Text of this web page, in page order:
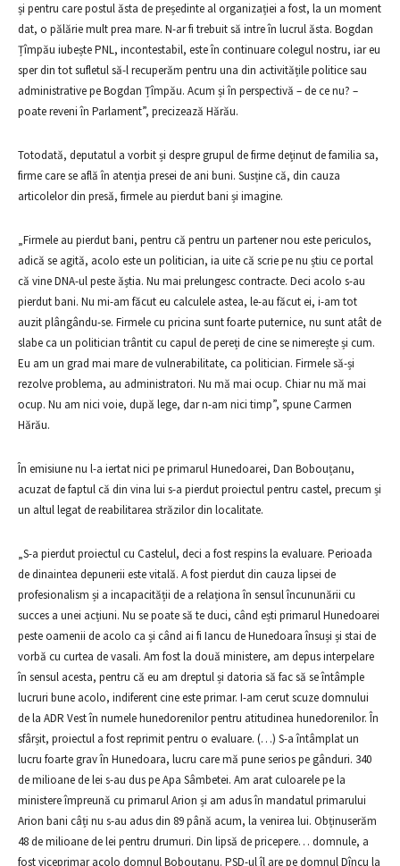
și pentru care postul ăsta de președinte al organizației a fost, la un moment
dat, o pălărie mult prea mare. N-ar fi trebuit să intre în lucrul ăsta. Bogdan
Țîmpău iubește PNL, incontestabil, este în continuare colegul nostru, iar eu
sper din tot sufletul să-l recuperăm pentru una din activitățile politice sau
administrative pe Bogdan Țîmpău. Acum și în perspectivă – de ce nu? –
poate reveni în Parlament”, precizează Hărău.
Totodată, deputatul a vorbit și despre grupul de firme deținut de familia sa,
firme care se află în atenția presei de ani buni. Susține că, din cauza
articolelor din presă, firmele au pierdut bani și imagine.
„Firmele au pierdut bani, pentru că pentru un partener nou este periculos,
adică se agită, acolo este un politician, ia uite că scrie pe nu știu ce portal
că vine DNA-ul peste ăștia. Nu mai prelungesc contracte. Deci acolo s-au
pierdut bani. Nu mi-am făcut eu calculele astea, le-au făcut ei, i-am tot
auzit plângându-se. Firmele cu pricina sunt foarte puternice, nu sunt atât de
slabe ca un politician trântit cu capul de pereți de cine se nimerește și cum.
Eu am un grad mai mare de vulnerabilitate, ca politician. Firmele să-și
rezolve problema, au administratori. Nu mă mai ocup. Chiar nu mă mai
ocup. Nu am nici voie, după lege, dar n-am nici timp”, spune Carmen
Hărău.
În emisiune nu l-a iertat nici pe primarul Hunedoarei, Dan Bobouțanu,
acuzat de faptul că din vina lui s-a pierdut proiectul pentru castel, precum și
un altul legat de reabilitarea străzilor din localitate.
„S-a pierdut proiectul cu Castelul, deci a fost respins la evaluare. Perioada
de dinaintea depunerii este vitală. A fost pierdut din cauza lipsei de
profesionalism și a incapacității de a relaționa în sensul încununării cu
succes a unei acțiuni. Nu se poate să te duci, când ești primarul Hunedoarei
peste oamenii de acolo ca și când ai fi Iancu de Hunedoara însuși și stai de
vorbă cu curtea de vasali. Am fost la două ministere, am depus interpelare
în sensul acesta, pentru că eu am dreptul și datoria să fac să se întâmple
lucruri bune acolo, indiferent cine este primar. I-am cerut scuze domnului
de la ADR Vest în numele hunedorenilor pentru atitudinea hunedorenilor. În
sfârșit, proiectul a fost reprimit pentru o evaluare. (…) S-a întâmplat un
lucru foarte grav în Hunedoara, lucru care mă pune serios pe gânduri. 340
de milioane de lei s-au dus pe Apa Sâmbetei. Am arat culoarele pe la
ministere împreună cu primarul Arion și am adus în mandatul primarului
Arion bani câți nu s-au adus din 89 până acum, la venirea lui. Obținuserăm
48 de milioane de lei pentru drumuri. Din lipsă de pricepere… domnule, a
fost viceprimar acolo domnul Bobouțanu. PSD-ul îl are pe domnul Dîncu la